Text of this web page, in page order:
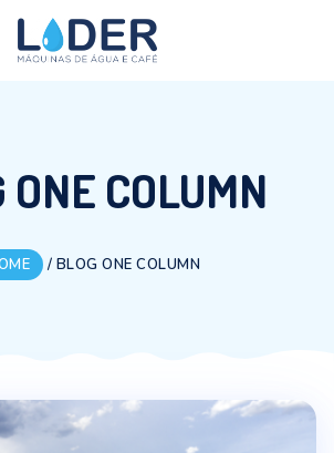
ONE COLUMN
/ BLOG ONE COLUMN